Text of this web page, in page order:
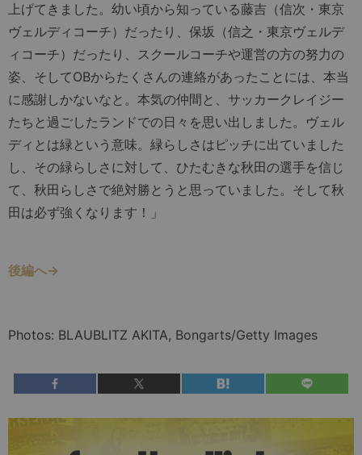
上げてきました。幼い頃から知っている藤吉（信次・東京
ヴェルディコーチ）だったり、保坂（信之・東京ヴェルデ
ィコーチ）だったり、スクールコーチや運営の方の努力の
姿、そしてOBからたくさんの連絡があったことには、本当
に感謝しかないなと。本気の仲間と、サッカークレイジー
たちと過ごしたランドでの日々を思い出しました。ヴェル
ディとは緑という意味。緑らしさはピッチに出ていました
し、その緑らしさに対して、ひたむきな秋田の選手を信じ
て、秋田らしさで絶対勝とうと思っていました。そして秋
田は必ず強くなります！」
後編へ→
Photos: BLAUBLITZ AKITA, Bongarts/Getty Images